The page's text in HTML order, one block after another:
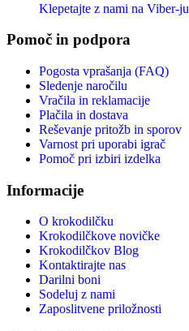
Klepetajte z nami na Viber-ju
Pomoč in podpora
Pogosta vprašanja (FAQ)
Sledenje naročilu
Vračila in reklamacije
Plačila in dostava
Reševanje pritožb in sporov
Varnost pri uporabi igrač
Pomoč pri izbiri izdelka
Informacije
O krokodilčku
Krokodilčkove novičke
Krokodilčkov Blog
Kontaktirajte nas
Darilni boni
Sodeluj z nami
Zaposlitvene priložnosti